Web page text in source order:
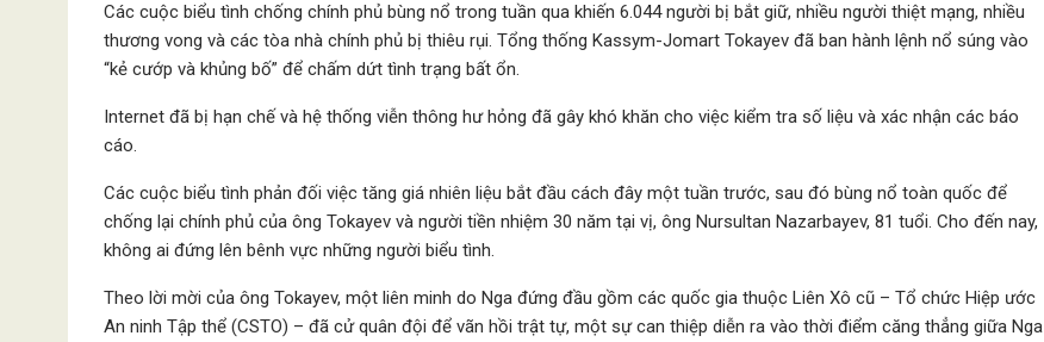
Các cuộc biểu tình chống chính phủ bùng nổ trong tuần qua khiến 6.044 người bị bắt giữ, nhiều người thiệt mạng, nhiều
thương vong và các tòa nhà chính phủ bị thiêu rụi. Tổng thống Kassym-Jomart Tokayev đã ban hành lệnh nổ súng vào
“kẻ cướp và khủng bố” để chấm dứt tình trạng bất ổn.
Internet đã bị hạn chế và hệ thống viễn thông hư hỏng đã gây khó khăn cho việc kiểm tra số liệu và xác nhận các báo
cáo.
Các cuộc biểu tình phản đối việc tăng giá nhiên liệu bắt đầu cách đây một tuần trước, sau đó bùng nổ toàn quốc để
chống lại chính phủ của ông Tokayev và người tiền nhiệm 30 năm tại vị, ông Nursultan Nazarbayev, 81 tuổi. Cho đến nay,
không ai đứng lên bênh vực những người biểu tình.
Theo lời mời của ông Tokayev, một liên minh do Nga đứng đầu gồm các quốc gia thuộc Liên Xô cũ – Tổ chức Hiệp ước
An ninh Tập thể (CSTO) – đã cử quân đội để vãn hồi trật tự, một sự can thiệp diễn ra vào thời điểm căng thẳng giữa Nga